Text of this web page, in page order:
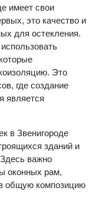
имеет свои
это качество и
для остекления.
Это
где создание
является
в Звенигороде
зданий и
важно
оконных рам,
общую композицию